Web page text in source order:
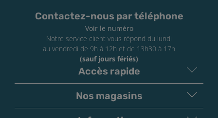
Contactez-nous par téléphone
Voir le numéro
Notre service client vous répond du lundi
au vendredi de 9h à 12h et de 13h30 à 17h
(sauf jours fériés)
Accès rapide
Nos magasins